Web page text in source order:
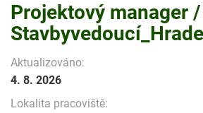
Projektový manager /
Aktualizováno:
4. 8. 2026
Lokalita pracoviště: